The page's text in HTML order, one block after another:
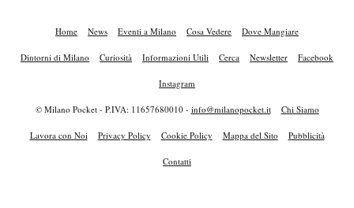
Home News Eventi a Milano Cosa Vedere Dove Mangiare
Dintorni di Milano Curiosità Informazioni Utili Cerca Newsletter Facebook
Instagram
© Milano Pocket - P.IVA: 11657680010 - info@milanopocket.it Chi Siamo
Lavora con Noi Privacy Policy Cookie Policy Mappa del Sito Pubblicità
Contatti